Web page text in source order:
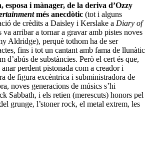
esposa i mànager, de la deriva d’Ozzy
més anecdòtic (tot i alguns
de crèdits a Daisley i Kerslake a Diary of
va arribar a tornar a gravar amb pistes noves
Aldridge), perquè tothom ha de ser
fins i tot un cantant amb fama de llunàtic
d’abús de substàncies. Però el cert és que,
perdent pistonada com a creador i
de figura excèntrica i subministradora de
noves generacions de músics s’hi
Sabbath, i els retien (merescuts) honors pel
grunge, l’stoner rock, el metal extrem, les